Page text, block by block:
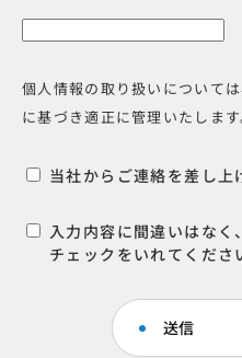
個人情報の取り扱いについて
に基づき適正に管理いたします
当社からご連絡を差し上
入力内容に間違いはな
チェックをいれてくださ